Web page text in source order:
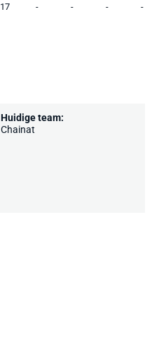
17 - - - -
Huidige team:
Chainat